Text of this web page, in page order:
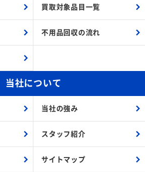
買取対象品目一覧
不用品回収の流れ
当社について
当社の強み
スタッフ紹介
サイトマップ